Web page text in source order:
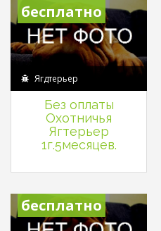
бесплатно
Ягдтерьер
Без оплаты
Охотничья
Ягтерьер
1г.5месяцев.
бесплатно